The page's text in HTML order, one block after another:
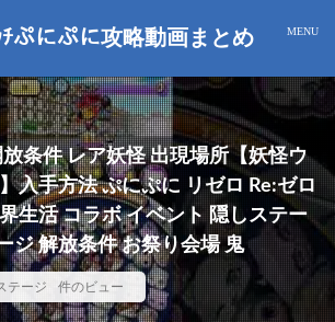
ぷにぷに攻略動画まとめ
条件 レア妖怪 出現場所【妖怪ウ
入手方法 ぷにぷに リゼロ Re:ゼロ
生活 コラボ イベント 隠しステー
ジ 解放条件 お祭り会場 鬼
テージ 件のビュー